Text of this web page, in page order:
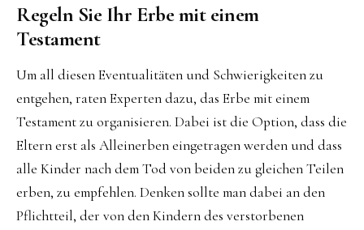
Regeln Sie Ihr Erbe mit einem
Testament
Um all diesen Eventualitäten und Schwierigkeiten zu
entgehen, raten Experten dazu, das Erbe mit einem
Testament zu organisieren. Dabei ist die Option, dass die
Eltern erst als Alleinerben eingetragen werden und dass
alle Kinder nach dem Tod von beiden zu gleichen Teilen
erben, zu empfehlen. Denken sollte man dabei an den
Pflichtteil, der von den Kindern des verstorbenen